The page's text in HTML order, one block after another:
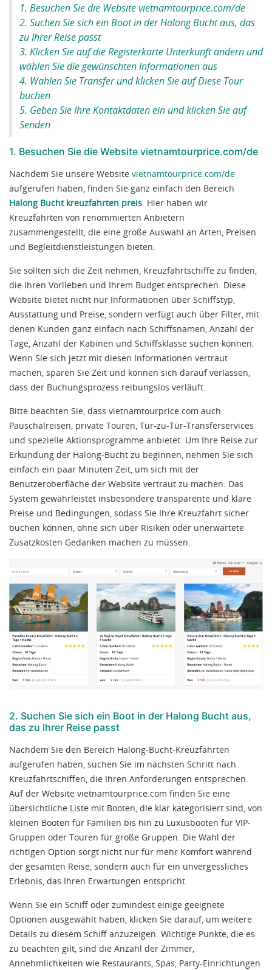
1. Besuchen Sie die Website vietnamtourprice.com/de
2. Suchen Sie sich ein Boot in der Halong Bucht aus, das
zu Ihrer Reise passt
3. Klicken Sie auf die Registerkarte Unterkunft ändern und
wählen Sie die gewünschten Informationen aus
4. Wählen Sie Transfer und klicken Sie auf Diese Tour
buchen
5. Geben Sie Ihre Kontaktdaten ein und klicken Sie auf
Senden
1. Besuchen Sie die Website vietnamtourprice.com/de
Nachdem Sie unsere Website vietnamtourprice.com/de
aufgerufen haben, finden Sie ganz einfach den Bereich
Halong Bucht kreuzfahrten preis. Hier haben wir
Kreuzfahrten von renommierten Anbietern
zusammengestellt, die eine große Auswahl an Arten, Preisen
und Begleitdienstleistungen bieten.
Sie sollten sich die Zeit nehmen, Kreuzfahrtschiffe zu finden,
die Ihren Vorlieben und Ihrem Budget entsprechen. Diese
Website bietet nicht nur Informationen über Schiffstyp,
Ausstattung und Preise, sondern verfügt auch über Filter, mit
denen Kunden ganz einfach nach Schiffsnamen, Anzahl der
Tage, Anzahl der Kabinen und Schiffsklasse suchen können.
Wenn Sie sich jetzt mit diesen Informationen vertraut
machen, sparen Sie Zeit und können sich darauf verlassen,
dass der Buchungsprozess reibungslos verläuft.
Bitte beachten Sie, dass vietnamtourprice.com auch
Pauschalreisen, private Touren, Tür-zu-Tür-Transferservices
und spezielle Aktionsprogramme anbietet. Um Ihre Reise zur
Erkundung der Halong-Bucht zu beginnen, nehmen Sie sich
einfach ein paar Minuten Zeit, um sich mit der
Benutzeroberfläche der Website vertraut zu machen. Das
System gewährleistet insbesondere transparente und klare
Preise und Bedingungen, sodass Sie Ihre Kreuzfahrt sicher
buchen können, ohne sich über Risiken oder unerwartete
Zusatzkosten Gedanken machen zu müssen.
2. Suchen Sie sich ein Boot in der Halong Bucht aus,
das zu Ihrer Reise passt
Nachdem Sie den Bereich Halong-Bucht-Kreuzfahrten
aufgerufen haben, suchen Sie im nächsten Schritt nach
Kreuzfahrtschiffen, die Ihren Anforderungen entsprechen.
Auf der Website vietnamtourprice.com finden Sie eine
übersichtliche Liste mit Booten, die klar kategorisiert sind, von
kleinen Booten für Familien bis hin zu Luxusbooten für VIP-
Gruppen oder Touren für große Gruppen. Die Wahl der
richtigen Option sorgt nicht nur für mehr Komfort während
der gesamten Reise, sondern auch für ein unvergessliches
Erlebnis, das Ihren Erwartungen entspricht.
Wenn Sie ein Schiff oder zumindest einige geeignete
Optionen ausgewählt haben, klicken Sie darauf, um weitere
Details zu diesem Schiff anzuzeigen. Wichtige Punkte, die es
zu beachten gilt, sind die Anzahl der Zimmer,
Annehmlichkeiten wie Restaurants, Spas, Party-Einrichtungen